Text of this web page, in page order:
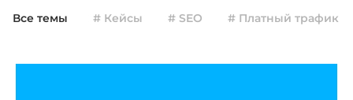
Все темы # Кейсы # SEO # Платный трафик